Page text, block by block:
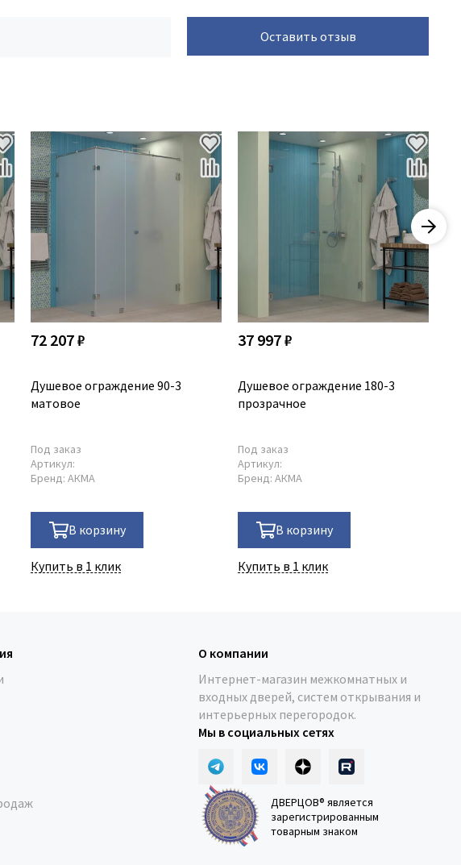
Оставить отзыв
72 207 ₽
Душевое ограждение 90-3
матовое
Под заказ
Артикул:
Бренд:АКМА
В корзину
Купить в 1 клик
37 997 ₽
Душевое ограждение 180-3
прозрачное
Под заказ
Артикул:
Бренд:АКМА
В корзину
Купить в 1 клик
О компании
Интернет-магазин межкомнатных и
входных дверей, систем открывания и
интерьерных перегородок.
Мы в социальных сетях
ДВЕРЦОВ® является
зарегистрированным
товарным знаком